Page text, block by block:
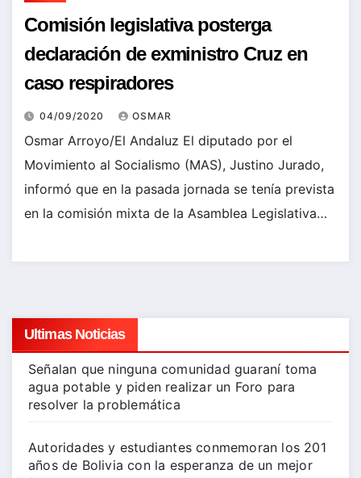
Comisión legislativa posterga
declaración de exministro Cruz en
caso respiradores
04/09/2020 OSMAR
Osmar Arroyo/El Andaluz El diputado por el
Movimiento al Socialismo (MAS), Justino Jurado,
informó que en la pasada jornada se tenía prevista
en la comisión mixta de la Asamblea Legislativa…
Ultimas Noticias
Señalan que ninguna comunidad guaraní toma
agua potable y piden realizar un Foro para
resolver la problemática
Autoridades y estudiantes conmemoran los 201
años de Bolivia con la esperanza de un mejor